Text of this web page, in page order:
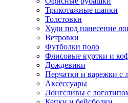
Трикотажные шапки
Толстовки
Худи под нанесение
Ветровки
Футболки поло
Флисовые куртки и
Дождевики
Перчатки и варежки с
Аксессуары
Лонгсливы с